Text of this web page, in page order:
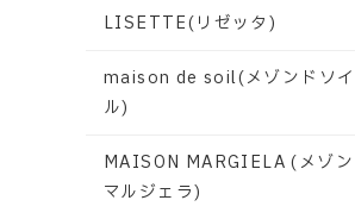
LISETTE(リゼッタ)
maison de soil(メゾンドソイ
ル)
MAISON MARGIELA (メゾン
マルジェラ)